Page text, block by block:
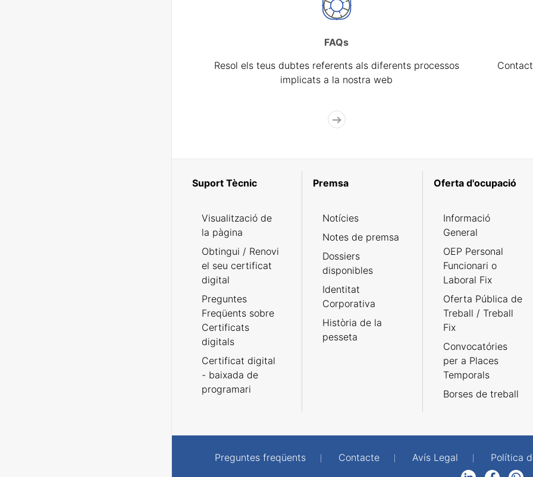
FAQs
Resol els teus dubtes referents als diferents processos
implicats a la nostra web
Suport Tècnic
Visualització de
la pàgina
Obtingui / Renovi
el seu certificat
digital
Preguntes
Freqüents sobre
Certificats
digitals
Certificat digital
- baixada de
programari
Premsa
Notícies
Notes de premsa
Dossiers
disponibles
Identitat
Corporativa
Història de la
pesseta
Oferta d'ocupació
Informació
General
OEP Personal
Funcionari o
Laboral Fix
Oferta Pública de
Treball / Treball
Fix
Convocatóries
per a Places
Temporals
Borses de treball
Preguntes freqüents Contacte Avís Legal Política